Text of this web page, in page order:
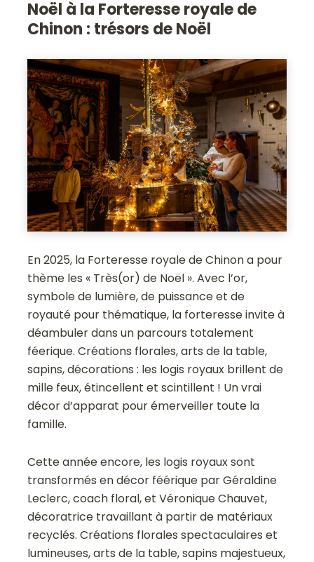
Noël à la Forteresse royale de
Chinon : trésors de Noël
En 2025, la Forteresse royale de Chinon a pour
thème les « Très(or) de Noël ». Avec l’or,
symbole de lumière, de puissance et de
royauté pour thématique, la forteresse invite à
déambuler dans un parcours totalement
féerique. Créations florales, arts de la table,
sapins, décorations : les logis royaux brillent de
mille feux, étincellent et scintillent ! Un vrai
décor d’apparat pour émerveiller toute la
famille.
Cette année encore, les logis royaux sont
transformés en décor féérique par Géraldine
Leclerc, coach floral, et Véronique Chauvet,
décoratrice travaillant à partir de matériaux
recyclés. Créations florales spectaculaires et
lumineuses, arts de la table, sapins majestueux,